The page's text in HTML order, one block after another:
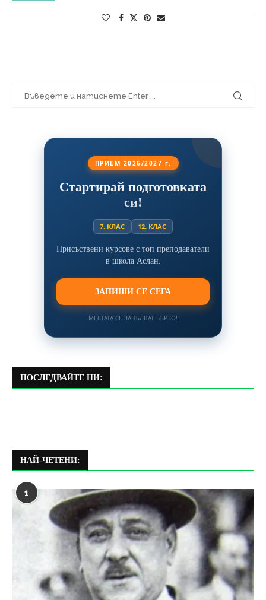
ПРИЕМ 2026/2027 г.
Стартирай подготовката
си!
7. КЛАС 12. КЛАС
Присъствени курсове с топ преподаватели
в школа Аслан.
ЗАПИШИ СЕ СЕГА
МЕСТАТА СЕ ЗАПЪЛВАТ БЪРЗО!
ПОСЛЕДВАЙТЕ НИ:
НАЙ-ЧЕТЕНИ:
1